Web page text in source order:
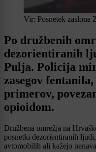
Vir: Posnetek zaslona
Po družbenih
dezorientiranih
Pulja. Policija
zasegov
primerov,
opioidom.
Družbena omrežja na
posnetki dezorientiranih
avtomobilih ali kažejo